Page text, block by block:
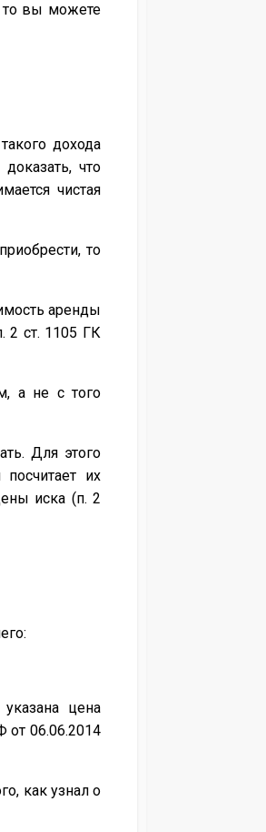
то вы можете
дохода
что
чистая
то
аренды
2 ст. 1105 ГК
а не с того
Для этого
их
иска (п. 2
цена
от 06.06.2014
как узнал о